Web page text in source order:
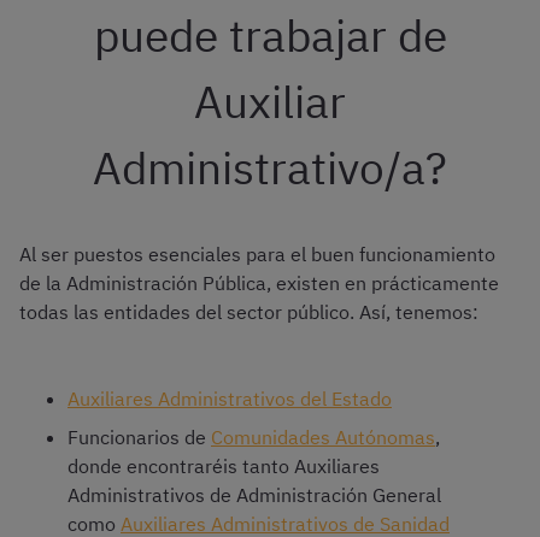
puede trabajar de
Auxiliar
Administrativo/a?
Al ser puestos esenciales para el buen funcionamiento
de la Administración Pública, existen en prácticamente
todas las entidades del sector público. Así, tenemos:
Auxiliares Administrativos del Estado
Funcionarios de Comunidades Autónomas,
donde encontraréis tanto Auxiliares
Administrativos de Administración General
como Auxiliares Administrativos de Sanidad